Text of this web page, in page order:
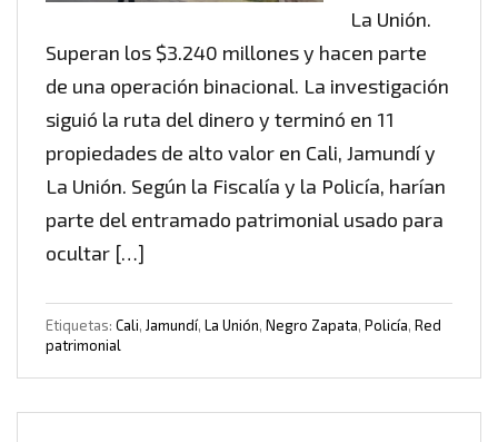
La Unión.
Superan los $3.240 millones y hacen parte
de una operación binacional. La investigación
siguió la ruta del dinero y terminó en 11
propiedades de alto valor en Cali, Jamundí y
La Unión. Según la Fiscalía y la Policía, harían
parte del entramado patrimonial usado para
ocultar […]
Etiquetas: Cali, Jamundí, La Unión, Negro Zapata, Policía, Red
patrimonial